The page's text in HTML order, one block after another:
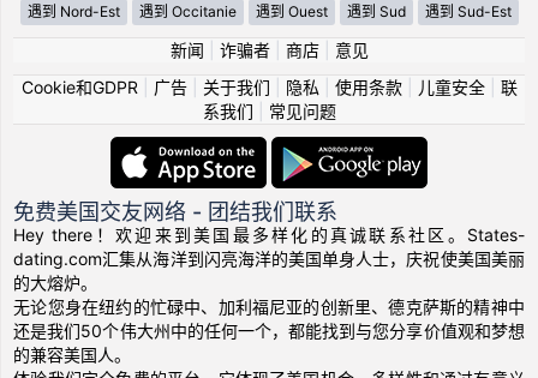
遇到 Nord-Est 遇到 Occitanie 遇到 Ouest 遇到 Sud 遇到 Sud-Est
新闻 诈骗者| 商店| 意见
Cookie和GDPR
广告| 关于我们 隐私 使用条款| 儿童安全| 联
系我们
常见问题
免费美国交友网络 - 团结我们联系
Hey there！欢迎来到美国最多样化的真诚联系社区。States-
dating.com汇集从海洋到闪亮海洋的美国单身人士，庆祝使美国美丽
的大熔炉。
无论您身在纽约的忙碌中、加利福尼亚的创新里、德克萨斯的精神中
还是我们50个伟大州中的任何一个，都能找到与您分享价值观和梦想
的兼容美国人。